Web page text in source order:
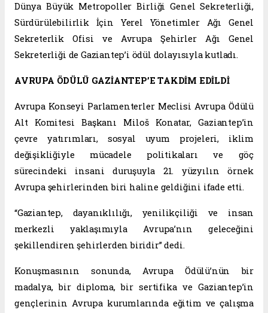
Dünya Büyük Metropoller Birliği Genel Sekreterliği,
Sürdürülebilirlik İçin Yerel Yönetimler Ağı Genel
Sekreterlik Ofisi ve Avrupa Şehirler Ağı Genel
Sekreterliği de Gaziantep’i ödül dolayısıyla kutladı.
AVRUPA ÖDÜLÜ GAZİANTEP’E TAKDİM EDİLDİ
Avrupa Konseyi Parlamenterler Meclisi Avrupa Ödülü
Alt Komitesi Başkanı Miloš Konatar, Gaziantep’in
çevre yatırımları, sosyal uyum projeleri, iklim
değişikliğiyle mücadele politikaları ve göç
sürecindeki insani duruşuyla 21. yüzyılın örnek
Avrupa şehirlerinden biri haline geldiğini ifade etti.
“Gaziantep, dayanıklılığı, yenilikçiliği ve insan
merkezli yaklaşımıyla Avrupa’nın geleceğini
şekillendiren şehirlerden biridir” dedi.
Konuşmasının sonunda, Avrupa Ödülü’nün bir
madalya, bir diploma, bir sertifika ve Gaziantep’in
gençlerinin Avrupa kurumlarında eğitim ve çalışma